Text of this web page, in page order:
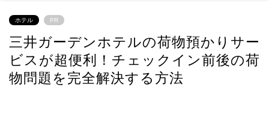
ホテル PR
三井ガーデンホテルの荷物預かりサー
ビスが超便利！チェックイン前後の荷
物問題を完全解決する方法